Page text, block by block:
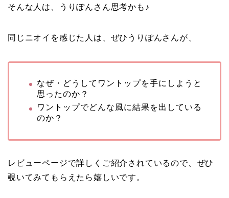
そんな人は、うりぽんさん思考かも♪
同じニオイを感じた人は、ぜひうりぽんさんが、
なぜ・どうしてワントップを手にしようと
思ったのか？
ワントップでどんな風に結果を出している
のか？
レビューページで詳しくご紹介されているので、ぜひ
覗いてみてもらえたら嬉しいです。